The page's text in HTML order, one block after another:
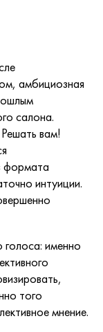
амбициозная
салона.
вам!
формата
интуиции.
именно
того
мнение.